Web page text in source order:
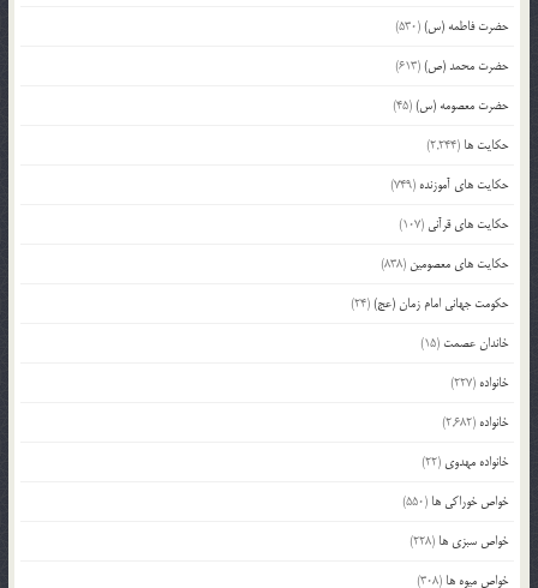
حضرت فاطمه (س)(530)
حضرت محمد (ص)(613)
حضرت معصومه (س)(45)
حکایت ها (2,244)
حکایت های آموزنده (749)
حکایت های قرآنی (107)
حکایت های معصومین (838)
حکومت جهانی امام زمان (عج)(24)
خاندان عصمت (15)
خانواده (227)
خانواده (2,682)
خانواده مهدوی (22)
خواص خوراکی ها (550)
خواص سبزی ها (228)
خواص میوه ها (308)